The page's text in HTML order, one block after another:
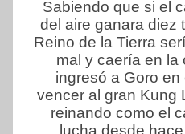
Sabiendo que si el
del aire ganara diez
Reino de la Tierra
mal y caería en la
ingresó a Goro
vencer al gran Kung
reinando como el
lucha desde